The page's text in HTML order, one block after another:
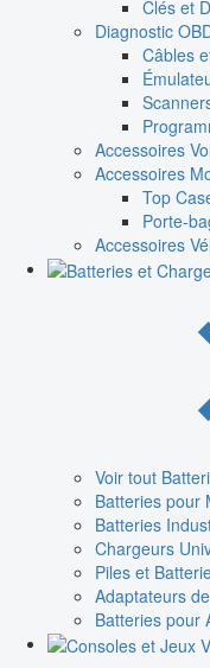
Clés et
Diagnostic
Câbles
Accessoires
Accessoires
Top
Porte-
Accessoires
Voir tout
Batteries pour
Batteries
Chargeurs
Piles et
Adaptateurs
Batteries pour